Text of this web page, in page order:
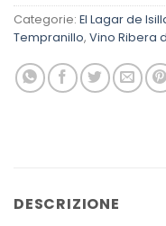
Categorie: El Lagar de
Tempranillo, Vino Ribera
DESCRIZIONE